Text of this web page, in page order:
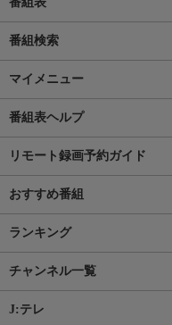
番組検索
マイメニュー
番組表ヘルプ
リモート録画予約ガイド
おすすめ番組
ランキング
チャンネル一覧
J:テレ